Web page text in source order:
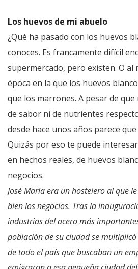
Los huevos de mi abuelo
¿Qué ha pasado con los huevos
conoces. Es francamente difícil
supermercado, pero existen. O al
época en la que los huevos
que los marrones. A pesar de
de sabor ni de nutrientes
desde hace unos años parece
Quizás por eso te puede
en hechos reales, de huevos
negocios.
JoséMaría era un hostelero al que
bien los negocios. Tras la
industrias del acero más
población de su ciudad se
de todo el país que buscaban un